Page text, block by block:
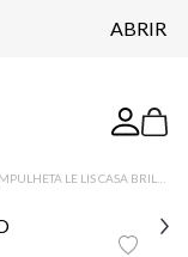
ABRIR